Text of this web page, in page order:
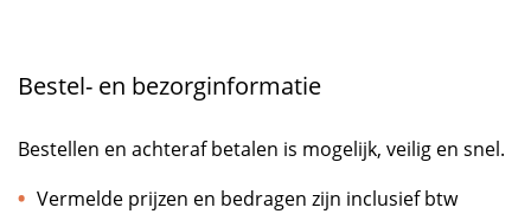
Bestel- en bezorginformatie
Bestellen en achteraf betalen is mogelijk, veilig en snel.
Vermelde prijzen en bedragen zijn inclusief btw